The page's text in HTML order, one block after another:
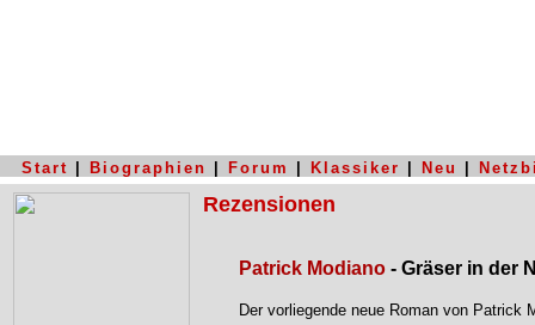
Start Biographien Forum Klassiker Neu
Rezensionen
Patrick Modiano - Gräser in der
Der vorliegende neue Roman von Patrick